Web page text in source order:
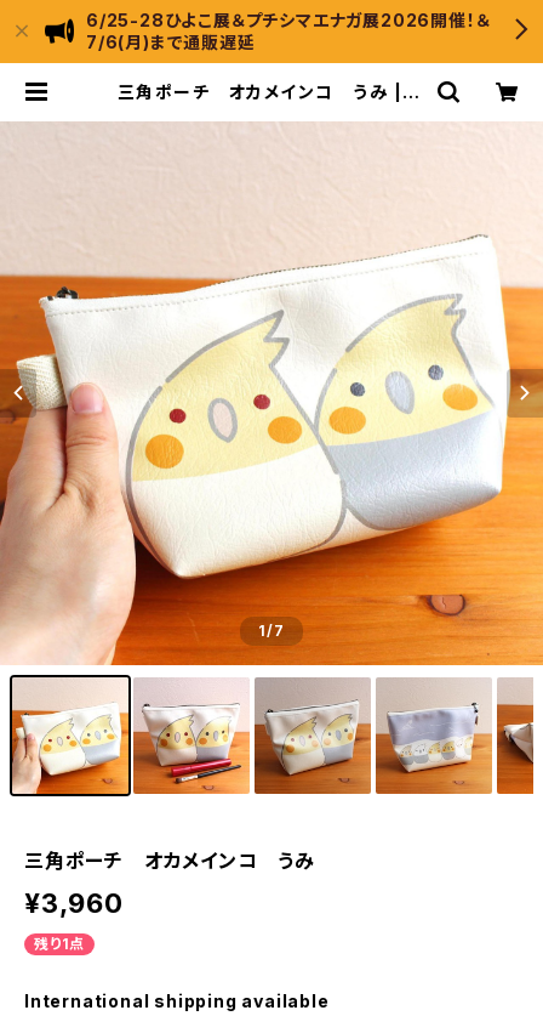
6/25-28ひよこ展＆プチシマエナガ展2026開催！＆
7/6(月)まで通販遅延
三角ポーチ オカメインコ うみ | ひ
1/7
三角ポーチ オカメインコ うみ
¥3,960
残り1点
International shipping available